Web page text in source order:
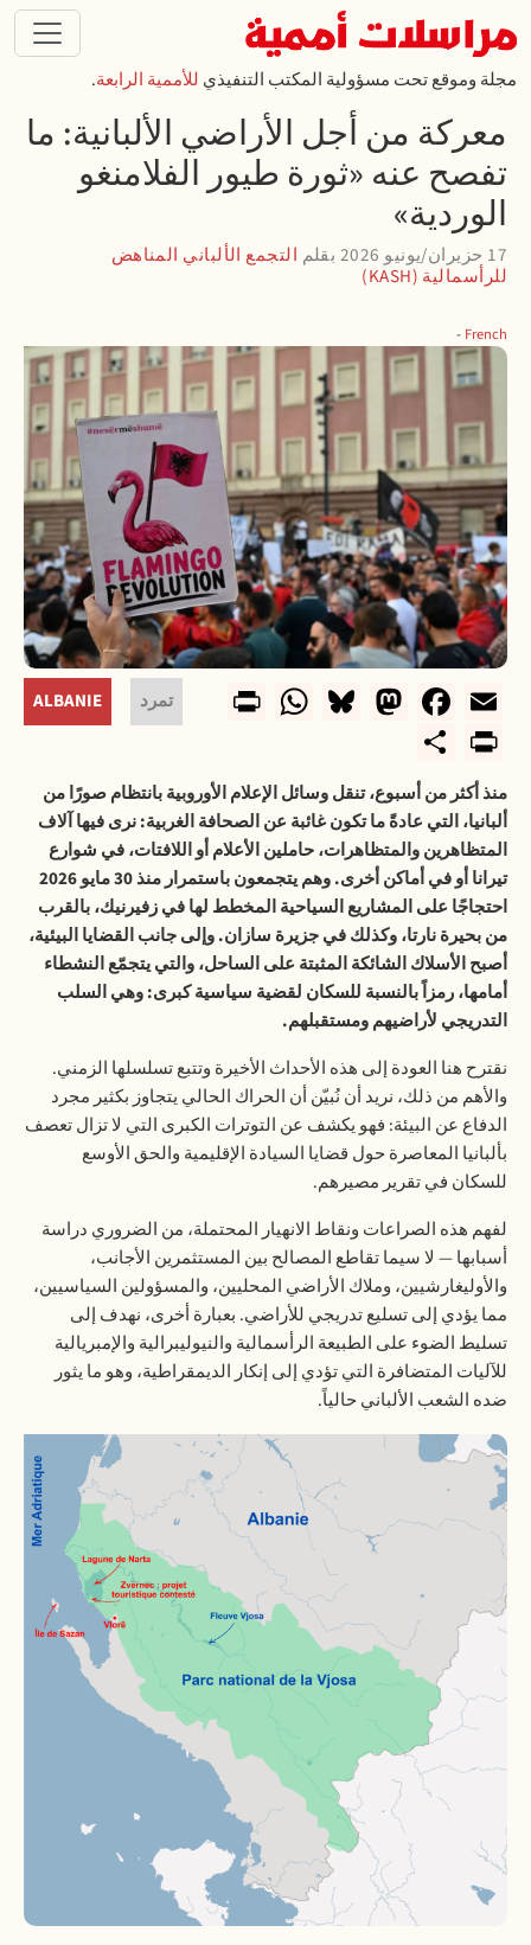
تجاوز إلى المحتوى الرئيسي
مجلة وموقع تحت مسؤولية المكتب التنفيذي للأممية الرابعة.
معركة من أجل الأراضي الألبانية: ما
تفصح عنه «ثورة طيور الفلامنغو
الوردية»
17 حزيران/يونيو 2026 بقلم التجمع الألباني المناهض
للرأسمالية (KASH)
French
ALBANIE تمرد Email
Facebook
Mastodon
Bluesky
WhatsApp
Print
PrintFriendly
منذ أكثر من أسبوع، تنقل وسائل الإعلام الأوروبية بانتظام صورًا من
ألبانيا، التي عادةً ما تكون غائبة عن الصحافة الغربية: نرى فيها آلاف
المتظاهرين والمتظاهرات، حاملين الأعلام أو اللافتات، في شوارع
تيرانا أو في أماكن أخرى. وهم يتجمعون باستمرار منذ 30 مايو 2026
احتجاجًا على المشاريع السياحية المخطط لها في زفيرنيك، بالقرب
من بحيرة نارتا، وكذلك في جزيرة سازان. وإلى جانب القضايا البيئية،
أصبح الأسلاك الشائكة المثبتة على الساحل، والتي يتجمّع النشطاء
أمامها، رمزاً بالنسبة للسكان لقضية سياسية كبرى: وهي السلب
التدريجي لأراضيهم ومستقبلهم.
نقترح هنا العودة إلى هذه الأحداث الأخيرة وتتبع تسلسلها الزمني.
والأهم من ذلك، نريد أن نُبيّن أن الحراك الحالي يتجاوز بكثير مجرد
الدفاع عن البيئة: فهو يكشف عن التوترات الكبرى التي لا تزال تعصف
بألبانيا المعاصرة حول قضايا السيادة الإقليمية والحق الأوسع
للسكان في تقرير مصيرهم.
لفهم هذه الصراعات ونقاط الانهيار المحتملة، من الضروري دراسة
أسبابها — لا سيما تقاطع المصالح بين المستثمرين الأجانب،
والأوليغارشيين، وملاك الأراضي المحليين، والمسؤولين السياسيين،
مما يؤدي إلى تسليع تدريجي للأراضي. بعبارة أخرى، نهدف إلى
تسليط الضوء على الطبيعة الرأسمالية والنيوليبرالية والإمبريالية
للآليات المتضافرة التي تؤدي إلى إنكار الديمقراطية، وهو ما يثور
ضده الشعب الألباني حالياً.